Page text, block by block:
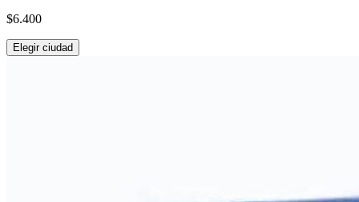
$6.400
Elegir ciudad